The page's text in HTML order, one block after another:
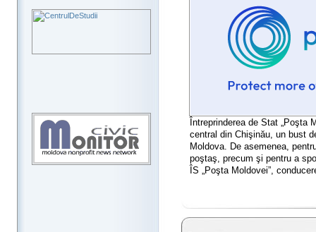
Întreprinderea de Stat „Poşta
central din Chişinău, un bust
Moldova. De asemenea,
poştaş, precum şi pentru a
ÎS „Poşta Moldovei”,